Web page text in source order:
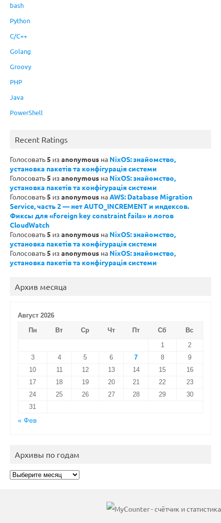
bash
Python
C/C++
Golang
Groovy
PHP
Java
PowerShell
Recent Ratings
Голосовать5 из anonymous на NixOS: знайомство,
установка пакетів та конфігурація системи
Голосовать5 из anonymous на NixOS: знайомство,
установка пакетів та конфігурація системи
Голосовать5 из anonymous наAWS: Database Migration
Service, часть 2 — нет AUTO_INCREMENT и индексов.
Фиксы для «foreign key constraint fails» и логов
CloudWatch
Голосовать5 из anonymous на NixOS: знайомство,
установка пакетів та конфігурація системи
Голосовать5 из anonymous на NixOS: знайомство,
установка пакетів та конфігурація системи
Архив месяца
Август 2026
Пн
Вт Ср Чт Пт Сб
Вс
1
2
3
4 5 6 7 8
9
10
11 12 13 14 15
16
17
18 19 20 21 22
23
24
25 26 27 28 29
30
31
« Фев
Архивы по годам
Архивы